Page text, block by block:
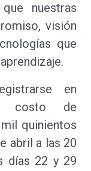
nuestras
visión
que
en
el costo de
quinientos
abril a las 20
días 22 y 29